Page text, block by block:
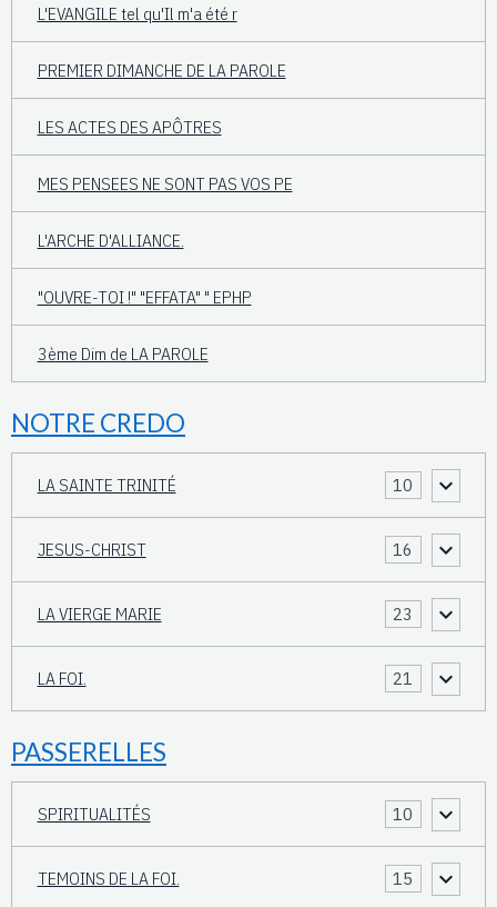
L'EVANGILE tel qu'Il m'a été r
PREMIER DIMANCHE DE LA PAROLE
LES ACTES DES APÔTRES
MES PENSEES NE SONT PAS VOS PE
L'ARCHE D'ALLIANCE.
"OUVRE-TOI !" "EFFATA" " EPHP
3ème Dim de LA PAROLE
NOTRE CREDO
LA SAINTE TRINITÉ 10
JESUS-CHRIST 16
LA VIERGE MARIE 23
LA FOI. 21
PASSERELLES
SPIRITUALITÉS 10
TEMOINS DE LA FOI. 15